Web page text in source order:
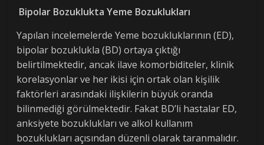
Bipolar Bozuklukta Yeme Bozuklukları
Yapılan incelemelerde Yeme bozukluklarının (ED),
bipolar bozuklukla (BD) ortaya çıktığı
belirtilmektedir, ancak ilave komorbiditeler, klinik
korelasyonlar ve her ikisi için ortak olan kişilik
faktörleri arasındaki ilişkilerin büyük oranda
bilinmediği görülmektedir. Fakat BD’li hastalar ED,
anksiyete bozuklukları ve alkol kullanım
bozuklukları açısından düzenli olarak taranmalıdır.